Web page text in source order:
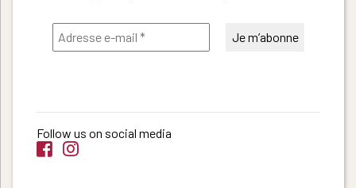
Follow us on social media